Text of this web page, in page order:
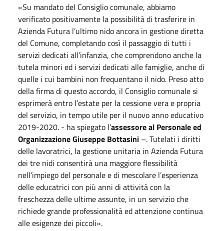
«Su mandato del Consiglio comunale, abbiamo
verificato positivamente la possibilità di trasferire in
Azienda Futura l’ultimo nido ancora in gestione diretta
del Comune, completando così il passaggio di tutti i
servizi dedicati all’infanzia, che comprendono anche la
tutela minori ed i servizi dedicati alle famiglie, anche di
quelle i cui bambini non frequentano il nido. Preso atto
della firma di questo accordo, il Consiglio comunale si
esprimerà entro l’estate per la cessione vera e propria
del servizio, in tempo utile per il nuovo anno educativo
2019-2020. - ha spiegato l’assessore al Personale ed
Organizzazione Giuseppe Bottasini –. Tutelati i diritti
delle lavoratrici, la gestione unitaria in Azienda Futura
dei tre nidi consentirà una maggiore flessibilità
nell’impiego del personale e di mescolare l’esperienza
delle educatrici con più anni di attività con la
freschezza delle ultime assunte, in un servizio che
richiede grande professionalità ed attenzione continua
alle esigenze dei piccoli».